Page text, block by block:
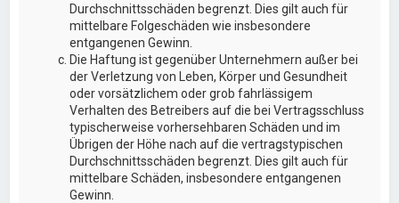
Durchschnittsschäden begrenzt. Dies gilt auch für
mittelbare Folgeschäden wie insbesondere
entgangenen Gewinn.
Die Haftung ist gegenüber Unternehmern außer bei
der Verletzung von Leben, Körper und Gesundheit
oder vorsätzlichem oder grob fahrlässigem
Verhalten des Betreibers auf die bei Vertragsschluss
typischerweise vorhersehbaren Schäden und im
Übrigen der Höhe nach auf die vertragstypischen
Durchschnittsschäden begrenzt. Dies gilt auch für
mittelbare Schäden, insbesondere entgangenen
Gewinn.